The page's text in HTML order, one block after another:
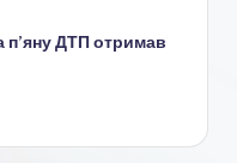
п’яну ДТП отримав